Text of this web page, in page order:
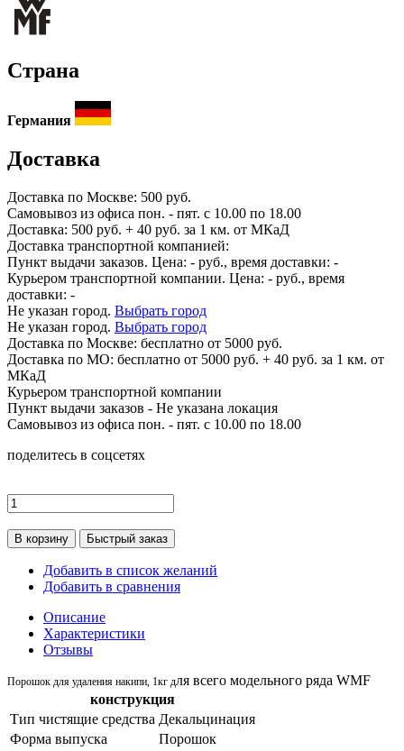
Страна
Германия
Доставка
Доставка по Москве: 500 руб.
Самовывоз из офиса пон. - пят. с 10.00 по 18.00
Доставка: 500 руб. + 40 руб. за 1 км. от МКаД
Доставка транспортной компанией:
Пункт выдачи заказов. Цена: - руб., время доставки: -
Курьером транспортной компании. Цена: - руб., время
доставки: -
Не указан город. Выбрать город
Не указан город. Выбрать город
Доставка по Москве: бесплатно от 5000 руб.
Доставка по МО: бесплатно от 5000 руб. + 40 руб. за 1 км. от
МКаД
Курьером транспортной компании
Пункт выдачи заказов - Не указана локация
Самовывоз из офиса пон. - пят. с 10.00 по 18.00
поделитесь в соцсетях
В корзину Быстрый заказ
Добавить в список желаний
Добавить в сравнения
Описание
Характеристики
Отзывы
Порошок для удаления накипи, 1кг для всего модельного ряда WMF
конструкция
Тип чистящие средства Декальцинация
Форма выпуска
Порошок